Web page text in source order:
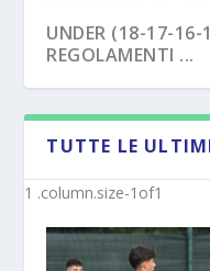
UNDER (18-17-16-
REGOLAMENTI ...
TUTTE LE